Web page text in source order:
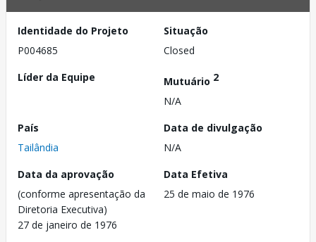
Identidade do Projeto
P004685
Situação
Closed
Líder da Equipe
Mutuário 2
N/A
País
Tailândia
Data de divulgação
N/A
Data da aprovação
(conforme apresentação da
Diretoria Executiva)
27 de janeiro de 1976
Data Efetiva
25 de maio de 1976